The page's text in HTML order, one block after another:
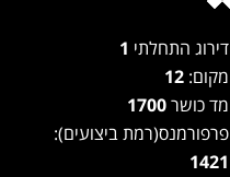
דירוג התחלתי
מקום:
מד כושר
פרפורמנס(רמת ביצועים):
1421